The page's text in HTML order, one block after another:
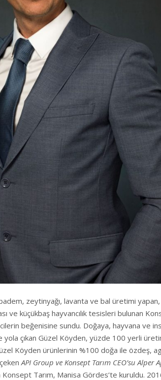
zeytinyağı, lavanta ve bal üretimi yapan,
ve küçükbaş hayvancılık tesisleri bulunan
beğenisine sundu. Doğaya, hayvana ve
çıkan Güzel Köyden, yüzde 100 yerli
Köyden ürünlerinin %100 doğa ile özdeş,
API Group ve Konsept Tarım CEO’su Alper
Tarım, Manisa Gördes’te kuruldu.